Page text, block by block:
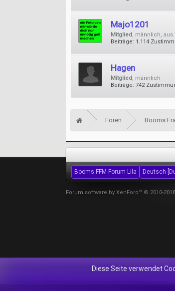
Majo1201
Mitglied, männlich, aus
Beiträge: 1.114
Hagen
Mitglied, männlich
Beiträge: 742
Foren Booms
Booms FFM-Forum Lila Deutsch
Forum software by XenForo™ © 2010-
Diese Seite verwendet